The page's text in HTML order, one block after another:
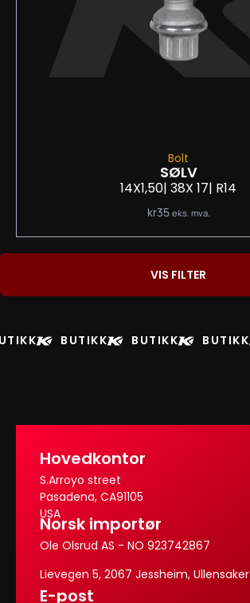
Bolt
SØLV
14X1,50| 38X 17| R14
kr35 eks. mva.
VIS FILTER
BUTIKK BUTIKK BUTIKK
Hovedkontor
S.Arroyo street
Pasadena, CA91105
USA
Norsk importør
Ole Olsrud AS - NO 923742867
Lievegen 5, 2067 Jessheim, Ullensaker
E-post